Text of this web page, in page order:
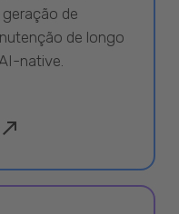
de
de longo
native.